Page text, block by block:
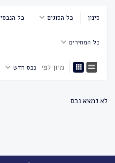
סינון כל הסוגים כל
כל המחירים
מיון לפי נכס חדש
לא נמצא נכס